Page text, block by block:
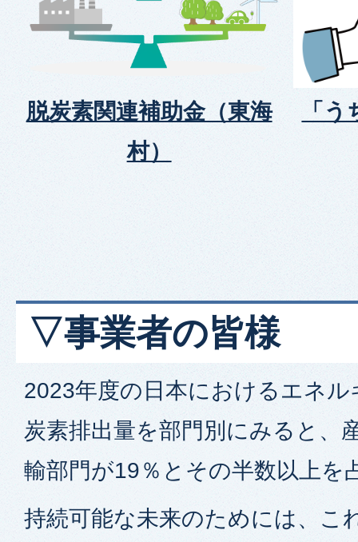
脱炭素関連補助金（東海
村）
「
▽事業者の皆様
2023年度の日本におけるエネル
炭素排出量を部門別にみると、
輸部門が19％とその半数以上を
持続可能な未来のためには、こ